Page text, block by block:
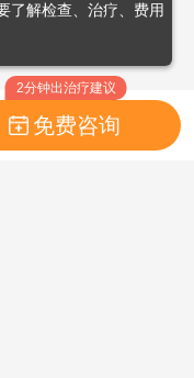
2分钟出治疗建议
免费咨询
了解检查、治疗、费用